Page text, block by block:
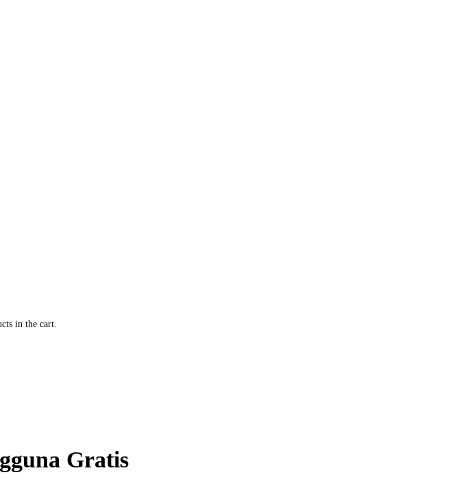
in the cart.
Gratis